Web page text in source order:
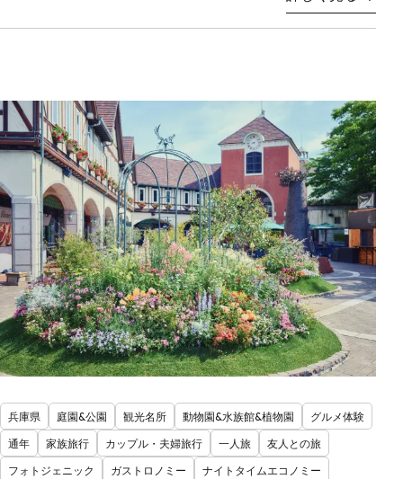
兵庫県 庭園&公園 観光名所 動物園&水族館&植物園
グルメ体験
通年
家族旅行 カップル・夫婦旅行 一人旅
友人との旅
フォトジェニック
ガストロノミー
ナイトタイムエコノミー